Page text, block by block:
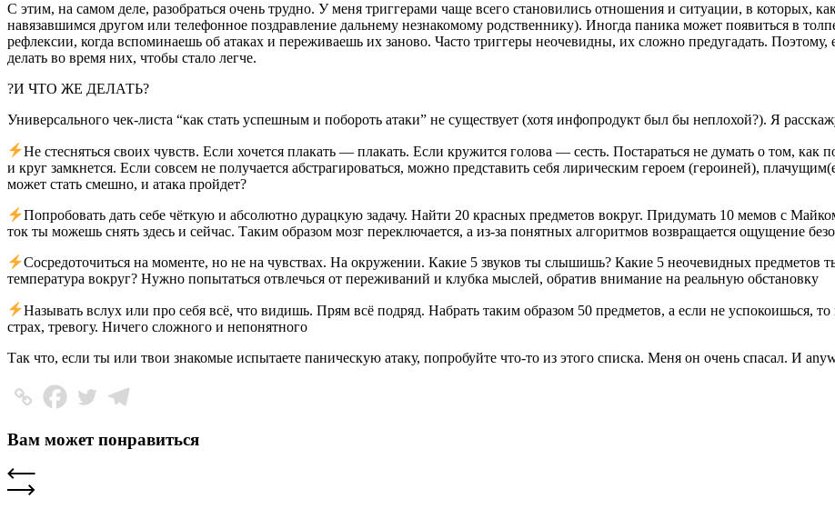
С этим, на самом деле, разобраться очень трудно. У меня триггерами чаще всего становились отношения и ситуации, в которых,
навязавшимся другом или телефонное поздравление дальнему незнакомому родственнику). Иногда паника может появиться в
рефлексии, когда вспоминаешь об атаках и переживаешь их заново. Часто триггеры неочевидны, их сложно предугадать.
делать во время них, чтобы стало легче.
?И ЧТО ЖЕ ДЕЛАТЬ?
Универсального чек-листа “как стать успешным и побороть атаки” не существует (хотя инфопродукт был бы неплохой?). Я
Не стесняться своих чувств. Если хочется плакать — плакать. Если кружится голова — сесть. Постараться не думать о том,
и круг замкнется. Если совсем не получается абстрагироваться, можно представить себя лирическим героем (героиней),
может стать смешно, и атака пройдет?
Попробовать дать себе чёткую и абсолютно дурацкую задачу. Найти 20 красных предметов вокруг. Придумать 10мемов с
ток ты можешь снять здесь и сейчас. Таким образом мозг переключается, а из-за понятных алгоритмов возвращается ощущение
Сосредоточиться на моменте, но не на чувствах. На окружении. Какие 5 звуков ты слышишь? Какие 5 неочевидных предметов
температура вокруг? Нужно попытаться отвлечься от переживаний и клубка мыслей, обратив внимание на реальную обстановку
Называть вслух или про себя всё, что видишь. Прям всё подряд. Набрать таким образом 50 предметов, а если не успокоишься,
страх, тревогу. Ничего сложного и непонятного
Так что, если ты или твои знакомые испытаете паническую атаку, попробуйте что-то из этого списка. Меня он очень спасал. И
Вам может понравиться